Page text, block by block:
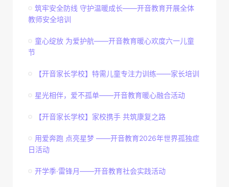
筑牢安全防线 守护温暖成长——开音教育开展全体
教师安全培训
童心绽放 为爱护航——开音教育暖心欢度六一儿童
节
【开音家长学校】特需儿童专注力训练——家长培训
星光相伴，爱不孤单——开音教育暖心融合活动
【开音家长学校】家校携手 共筑康复之路
用爱奔跑 点亮星梦 ——开音教育2026年世界孤独症
日活动
开学季·雷锋月——开音教育社会实践活动